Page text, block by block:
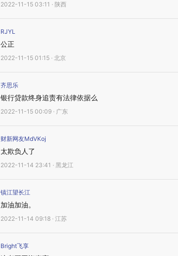
2022-11-15 03:11 · 陕西
RJYL
公正
2022-11-15 01:15 · 北京
齐思乐
银行贷款终身追责有法律依据么
2022-11-15 00:09 · 广东
财新网友MdVKoj
太欺负人了
2022-11-14 23:41 · 黑龙江
镇江望长江
加油加油。
2022-11-14 09:18 · 江苏
Bright飞享